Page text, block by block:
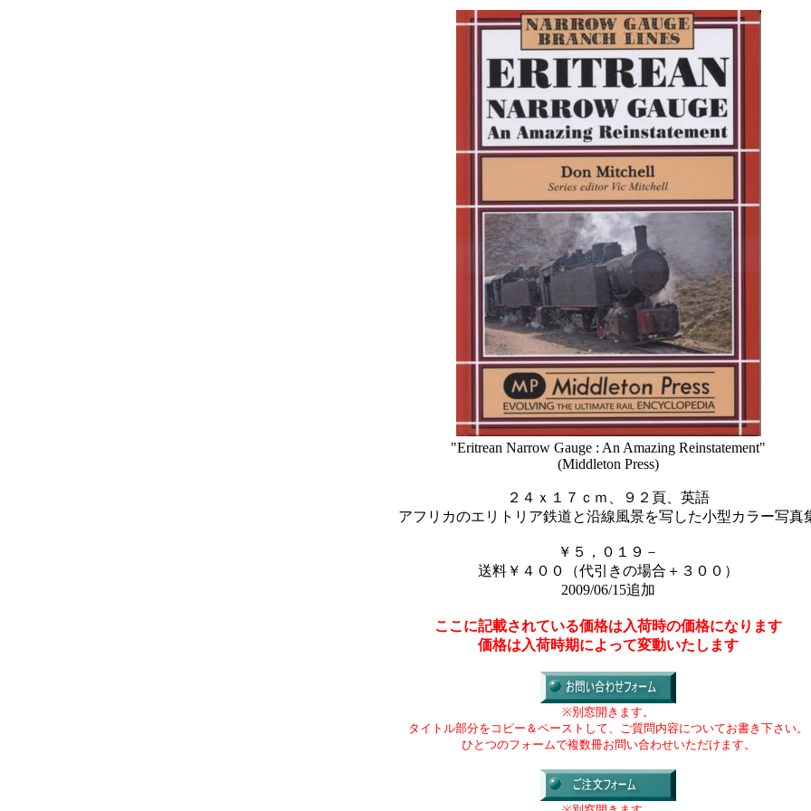
"Eritrean Narrow Gauge : An Amazing Reinstatement"
(Middleton Press)
２４ｘ１７ｃｍ、９２頁、英語
アフリカのエリトリア鉄道と沿線風景を写した小型カラー写真
￥５，０１９－
送料￥４００（代引きの場合＋３００）
2009/06/15追加
ここに記載されている価格は入荷時の価格になります
価格は入荷時期によって変動いたします
※別窓開きます。
タイトル部分をコピー＆ペーストして、ご質問内容についてお書き下さい。
ひとつのフォームで複数冊お問い合わせいただけます。